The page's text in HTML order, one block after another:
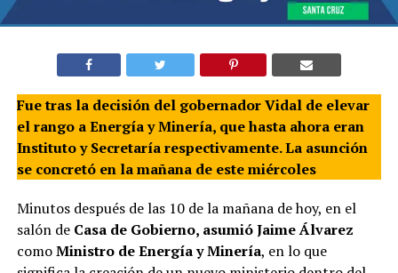
Fue tras la decisión del gobernador Vidal de elevar
el rango a Energía y Minería, que hasta ahora eran
Instituto y Secretaría respectivamente. La asunción
se concretó en la mañana de este miércoles
Minutos después de las 10 de la mañana de hoy, en el
salón de Casa de Gobierno, asumió Jaime Álvarez
comoMinistro de Energía y Minería, en lo que